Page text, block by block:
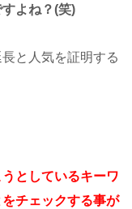
よね？(笑)
としているキーワ
チェックする事が